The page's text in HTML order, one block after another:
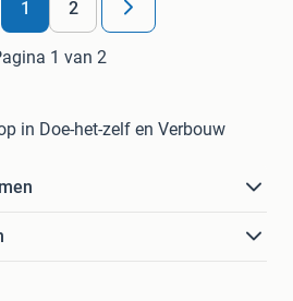
1 2
1 van 2
in Doe-het-zelf en Verbouw